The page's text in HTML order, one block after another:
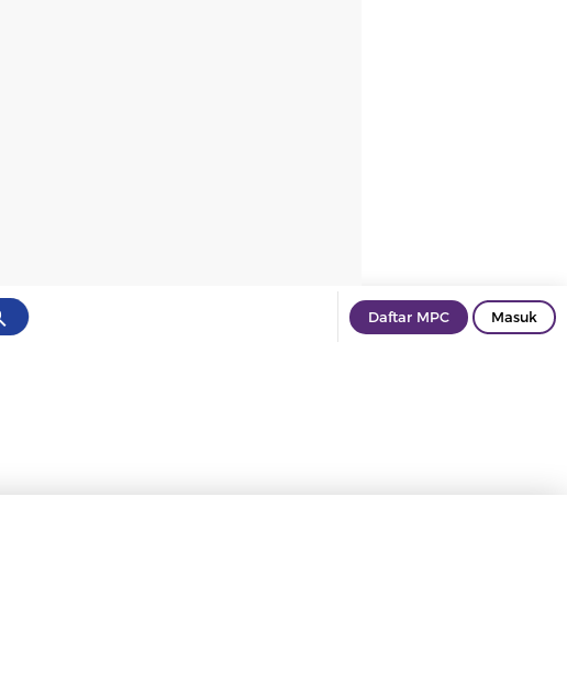
Daftar MPC Masuk